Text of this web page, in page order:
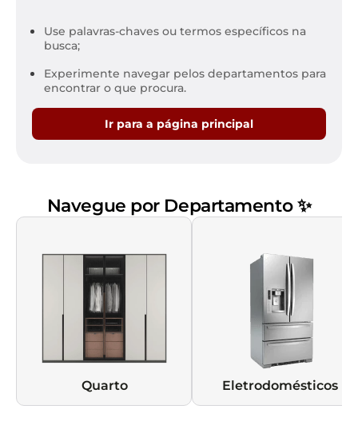
Use palavras-chaves ou termos específicos na
busca;
Experimente navegar pelos departamentos para
encontrar o que procura.
Ir para a página principal
Navegue por Departamento ✨
Quarto Eletrodomésticos